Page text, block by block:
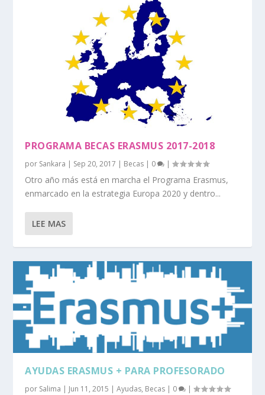
PROGRAMA BECAS ERASMUS 2017-2018
por Sankara | Sep 20, 2017 | Becas | 0 |
Otro año más está en marcha el Programa Erasmus,
enmarcado en la estrategia Europa 2020 y dentro...
LEE MAS
AYUDAS ERASMUS + PARA PROFESORADO
por Salima | Jun 11, 2015 |Ayudas, Becas | 0 |